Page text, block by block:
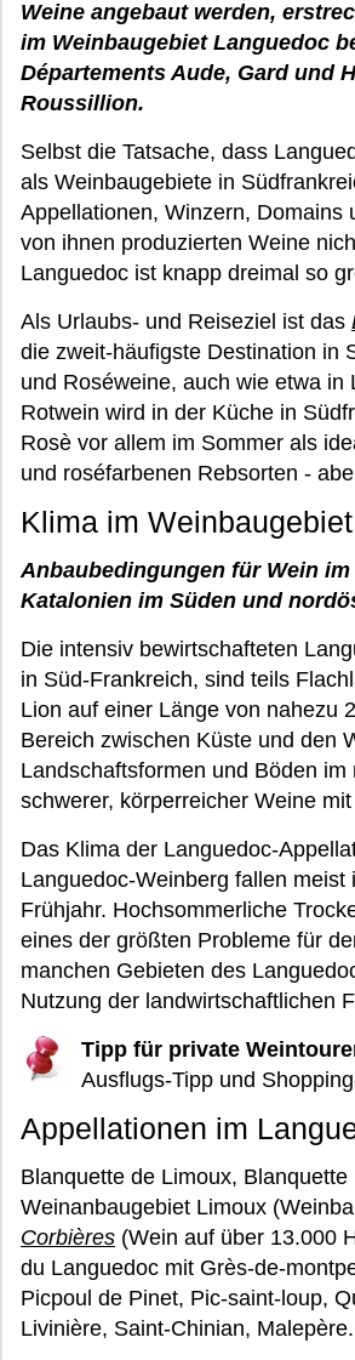
Weine angebaut werden,
im Weinbaugebiet Languedoc
Départements Aude, Gard und
Roussillion.
Selbst die Tatsache, dass
als Weinbaugebiete in
Appellationen, Winzern, Domains
von ihnen produzierten Weine
Languedoc ist knapp dreimal so
Als Urlaubs- und Reiseziel ist das
die zweit-häufigste Destination in
und Roséweine, auch wie etwa
Rotwein wird in der Küche in
Rosè vor allem im Sommer als
und roséfarbenen Rebsorten -
Klima im
Anbaubedingungen für Wein
Katalonien im Süden und
Die intensiv bewirtschafteten
in Süd-Frankreich, sind teils
Lion auf einer Länge von nahezu
Bereich zwischen Küste und den
Landschaftsformen und Böden
schwerer, körperreicher Weine
Das Klima der Languedoc-
Languedoc-Weinberg fallen
Frühjahr. Hochsommerliche
eines der größten Probleme für
manchen Gebieten des
Nutzung der landwirtschaftlichen
Tipp für private
Ausflugs-Tipp und
Appellationen im
Blanquette de Limoux,
Weinanbaugebiet Limoux
Corbières (Wein auf über 13.000
du Languedoc mit Grès-de-
Picpoul de Pinet, Pic-saint-loup,
Livinière, Saint-Chinian, Malepère.